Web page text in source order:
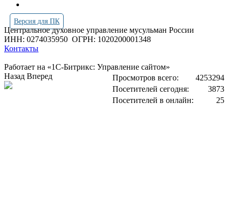
Версия для ПК
Центральное духовное управление мусульман России
ИНН: 0274035950 ОГРН: 1020200001348
Контакты
Работает на «1С-Битрикс: Управление сайтом»
Просмотров всего:
4253294
Посетителей сегодня:
3873
Посетителей в онлайн:
25
Назад Вперед